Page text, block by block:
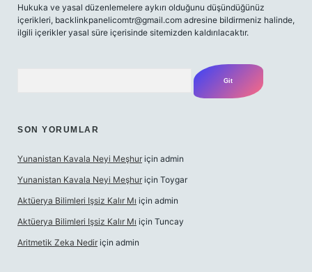
Hukuka ve yasal düzenlemelere aykırı olduğunu düşündüğünüz
içerikleri, backlinkpanelicomtr@gmail.com adresine bildirmeniz halinde,
ilgili içerikler yasal süre içerisinde sitemizden kaldırılacaktır.
SON YORUMLAR
Yunanistan Kavala Neyi Meşhur için admin
Yunanistan Kavala Neyi Meşhur için Toygar
Aktüerya Bilimleri Işsiz Kalır Mı için admin
Aktüerya Bilimleri Işsiz Kalır Mı için Tuncay
Aritmetik Zeka Nedir için admin